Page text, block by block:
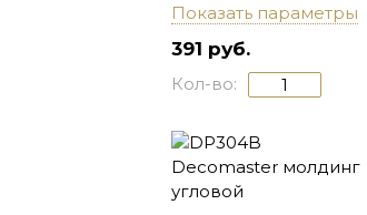
Показать параметры
391 руб.
Кол-во: